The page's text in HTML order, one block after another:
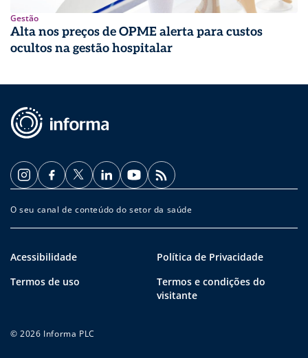
Gestão
Alta nos preços de OPME alerta para custos
ocultos na gestão hospitalar
O seu canal de conteúdo do setor da saúde
Acessibilidade
Política de Privacidade
Termos de uso
Termos e condições do
visitante
© 2026 Informa PLC